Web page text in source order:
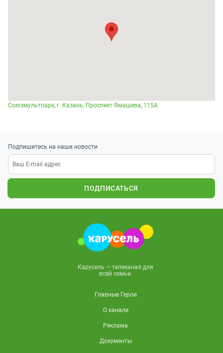
Союзмультпарк, г. Казань, Проспект Ямашева, 115А
Подпишитесь на наши новости
ПОДПИСАТЬСЯ
Карусель — телеканал для
всей семьи.
Главные Герои
О канале
Реклама
Документы